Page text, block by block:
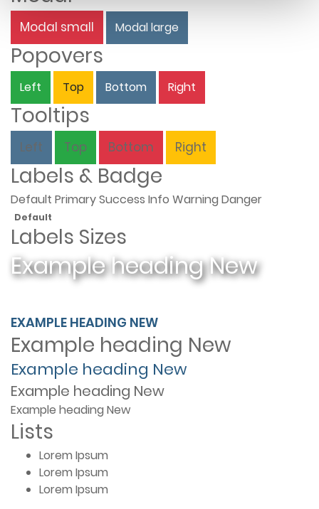
Modal small Modal large
Popovers
Left Top Bottom Right
Tooltips
Left Top Bottom Right
Labels & Badge
Default PrimarySuccess Info Warning Danger
Default
Labels Sizes
Example headingNew
EXAMPLE HEADING NEW
Example heading New
Example heading New
Example heading New
Example heading New
Lists
Lorem Ipsum
Lorem Ipsum
Lorem Ipsum